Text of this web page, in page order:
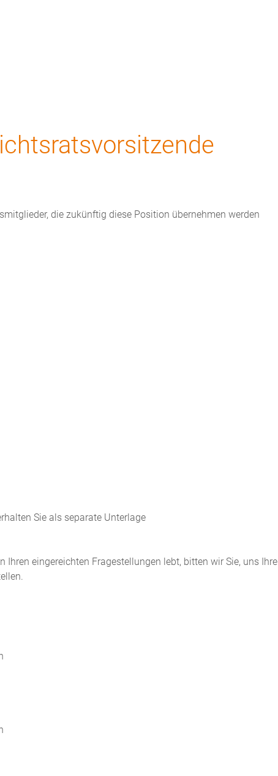
die zukünftig diese Position übernehmen werden
Sie als separate Unterlage
Ihren eingereichten Fragestellungen lebt, bitten wir Sie, uns Ihre